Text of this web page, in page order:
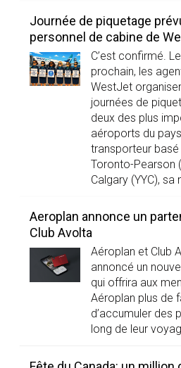
Journée de piquetage
personnel de cabine de
C’est confirmé.
prochain, les
WestJet
journées de
deux des plus
aéroports du
transporteur
Toronto-Pearson
Calgary (YYC),
Aeroplan annonce un
Club Avolta
Aéroplan et Club
annoncé un
qui offrira aux
Aéroplan plus de
d’accumuler des
long de leur